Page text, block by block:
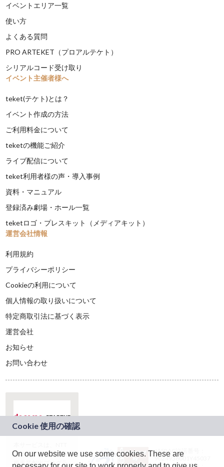
イベントエリア一覧
使い方
よくある質問
PRO ARTEKET（プロアルテケト）
シリアルコード受け取り
イベント主催者様へ
teket(テケト)とは？
イベント作成の方法
ご利用料金について
teketの機能ご紹介
ライブ配信について
teket利用者様の声・導入事例
資料・マニュアル
登録済み劇場・ホール一覧
teketロゴ・プレスキット（メディアキット）
運営会社情報
利用規約
プライバシーポリシー
Cookieの利用について
個人情報の取り扱いについて
特定商取引法に基づく表示
運営会社
お知らせ
お問い合わせ
ドコモグループの新
規事業創出プログラ
JASRAC許諾番号：
9024936001Y45037
On our website we use some cookies. These are